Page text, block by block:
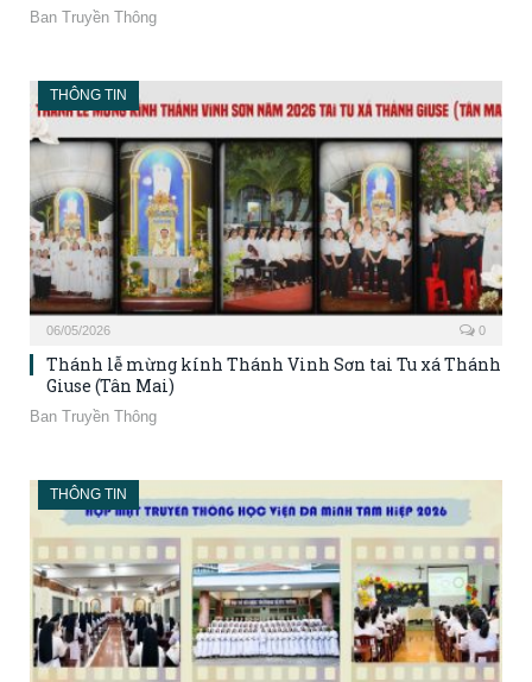
Ban Truyền Thông
THÔNG TIN
06/05/2026 0
Thánh lễ mừng kính Thánh Vinh Sơn tai Tu xá Thánh
Giuse (Tân Mai)
Ban Truyền Thông
THÔNG TIN